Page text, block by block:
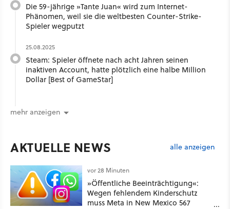
Die 59-jährige »Tante Juan« wird zum Internet-
Phänomen, weil sie die weltbesten Counter-Strike-
Spieler wegputzt
25.08.2025
Steam: Spieler öffnete nach acht Jahren seinen
inaktiven Account, hatte plötzlich eine halbe Million
Dollar [Best of GameStar]
mehr anzeigen
AKTUELLE NEWS alle anzeigen
vor 28 Minuten
»Öffentliche Beeinträchtigung«:
Wegen fehlendem Kinderschutz
muss Meta in New Mexico 567